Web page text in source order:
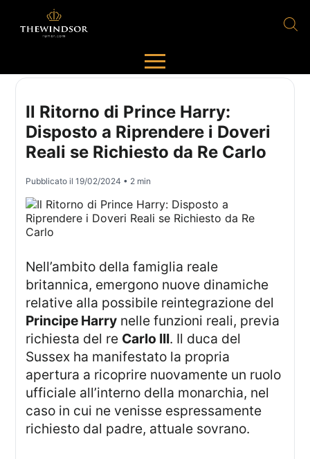
Il Ritorno di Prince Harry:
Disposto a Riprendere i Doveri
Reali se Richiesto da Re Carlo
Pubblicato il19/02/2024 • 2 min
Nell’ambito della famiglia reale
britannica, emergono nuove dinamiche
relative alla possibile reintegrazione del
Principe Harry nelle funzioni reali, previa
richiesta del re Carlo III. Il duca del
Sussex ha manifestato la propria
apertura a ricoprire nuovamente un ruolo
ufficiale all’interno della monarchia, nel
caso in cui ne venisse espressamente
richiesto dal padre, attuale sovrano.